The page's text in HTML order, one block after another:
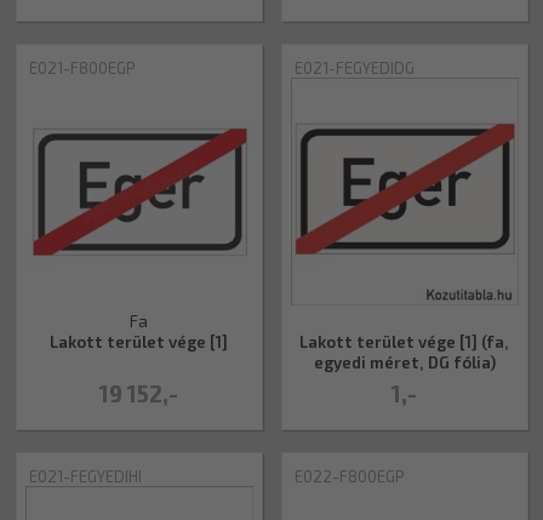
E021-F800EGP
19 152,-
Fa
Lakott terület vége [1]
E021-FEGYEDIDG
1,-
Lakott terület vége [1] (fa,
egyedi méret, DG fólia)
E021-FEGYEDIHI E022-F800EGP